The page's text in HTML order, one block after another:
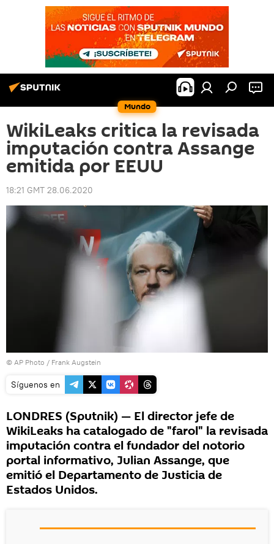
Mundo
WikiLeaks critica la revisada
imputación contra Assange
emitida por EEUU
18:21 GMT 28.06.2020
© AP Photo / Frank Augstein
Síguenos en
LONDRES (Sputnik) — El director jefe de
WikiLeaks ha catalogado de "farol" la revisada
imputación contra el fundador del notorio
portal informativo, Julian Assange, que
emitió el Departamento de Justicia de
Estados Unidos.